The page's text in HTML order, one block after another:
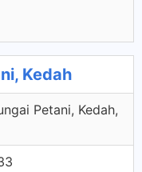
Kedah
Petani, Kedah,